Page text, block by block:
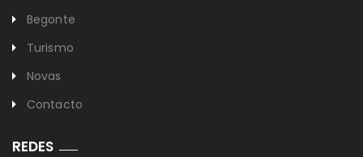
Begonte
Turismo
Novas
Contacto
REDES